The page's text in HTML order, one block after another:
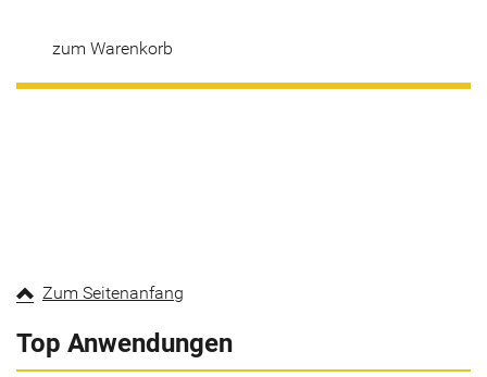
zum Warenkorb
Zum Seitenanfang
Top Anwendungen